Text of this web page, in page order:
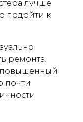
лучше
подойти к
ремонта.
повышенный
почти